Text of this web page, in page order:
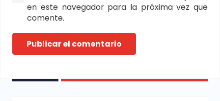
en este navegador para la próxima vez que
comente.
Publicar el comentario